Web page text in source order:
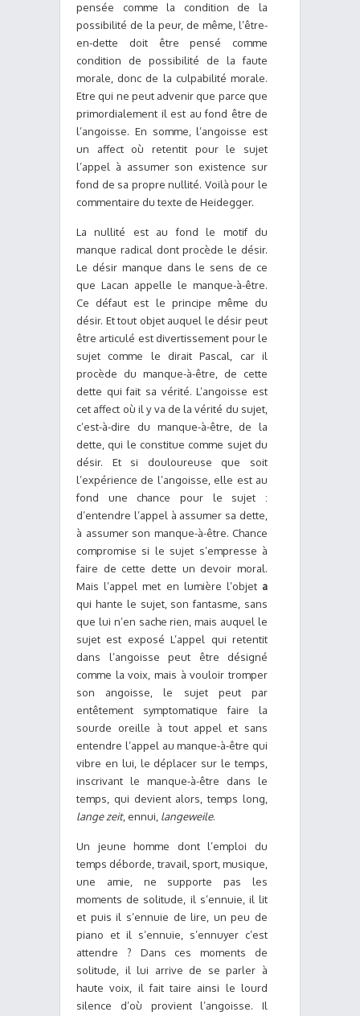
pensée comme la condition de la
possibilité de la peur, de même, l’être-
en-dette doit être pensé comme
condition de possibilité de la faute
morale, donc de la culpabilité morale.
Etre qui ne peut advenir que parce que
primordialement il est au fond être de
l’angoisse. En somme, l’angoisse est
un affect où retentit pour le sujet
l’appel à assumer son existence sur
fond de sa propre nullité. Voilà pour le
commentaire du texte de Heidegger.
La nullité est au fond le motif du
manque radical dont procède le désir.
Le désir manque dans le sens de ce
que Lacan appelle le manque-à-être.
Ce défaut est le principe même du
désir. Et tout objet auquel le désir peut
être articulé est divertissement pour le
sujet comme le dirait Pascal, car il
procède du manque-à-être, de cette
dette qui fait sa vérité. L’angoisse est
cet affect où il y va de la vérité du sujet,
c’est-à-dire du manque-à-être, de la
dette, qui le constitue comme sujet du
désir. Et si douloureuse que soit
l’expérience de l’angoisse, elle est au
fond une chance pour le sujet :
d’entendre l’appel à assumer sa dette,
à assumer son manque-à-être. Chance
compromise si le sujet s’empresse à
faire de cette dette un devoir moral.
Mais l’appel met en lumière l’objet a
qui hante le sujet, son fantasme, sans
que lui n’en sache rien, mais auquel le
sujet est exposé L’appel qui retentit
dans l’angoisse peut être désigné
comme la voix, mais à vouloir tromper
son angoisse, le sujet peut par
entêtement symptomatique faire la
sourde oreille à tout appel et sans
entendre l’appel au manque-à-être qui
vibre en lui, le déplacer sur le temps,
inscrivant le manque-à-être dans le
temps, qui devient alors, temps long,
lange zeit, ennui, langeweile.
Un jeune homme dont l’emploi du
temps déborde, travail, sport, musique,
une amie, ne supporte pas les
moments de solitude, il s’ennuie, il lit
et puis il s’ennuie de lire, un peu de
piano et il s’ennuie, s’ennuyer c’est
attendre ? Dans ces moments de
solitude, il lui arrive de se parler à
haute voix, il fait taire ainsi le lourd
silence d’où provient l’angoisse. Il